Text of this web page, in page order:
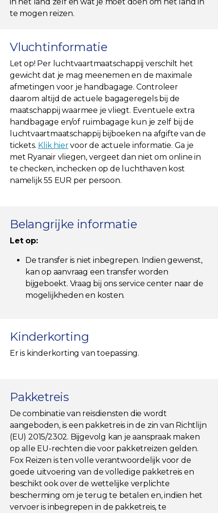
te mogen reizen.
Vluchtinformatie
Let op! Per luchtvaartmaatschappij verschilt het
gewicht dat je mag meenemen en de maximale
afmetingen voor je handbagage. Controleer
daarom altijd de actuele bagageregels bij de
maatschappij waarmee je vliegt. Eventuele extra
handbagage en/of ruimbagage kun je zelf bij de
luchtvaartmaatschappij bijboeken na afgifte van de
tickets. Klik hiervoor de actuele informatie. Ga je
met Ryanair vliegen, vergeet dan niet om online in
te checken, inchecken op de luchthaven kost
namelijk 55 EUR per persoon.
Belangrijke informatie
Let op:
De transfer is niet inbegrepen. Indien gewenst,
kan op aanvraag een transfer worden
bijgeboekt. Vraag bij ons service center naar de
mogelijkheden en kosten.
Kinderkorting
Er is kinderkorting van toepassing.
Pakketreis
De combinatie van reisdiensten die wordt
aangeboden, is een pakketreis in de zin van Richtlijn
(EU) 2015/2302. Bijgevolg kan je aanspraak maken
op alle EU-rechten die voor pakketreizen gelden.
Fox Reizen is ten volle verantwoordelijk voor de
goede uitvoering van de volledige pakketreis en
beschikt ook over de wettelijke verplichte
bescherming om je terug te betalen en, indien het
vervoer is inbegrepen in de pakketreis, te